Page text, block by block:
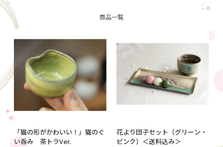
商品一覧
「猫の形がかわいい！」猫のぐ
い呑み 茶トラVer.
花より団子セット（グリーン・
ピンク）＜送料込み＞